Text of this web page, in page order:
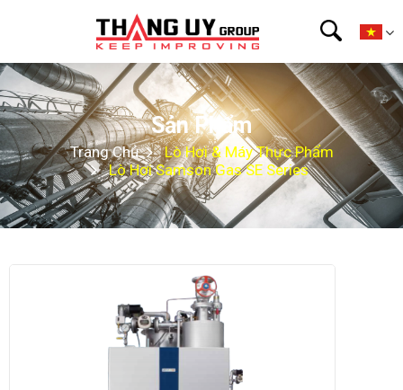
Sản Phẩm
Trang Chủ
Lò Hơi & Máy Thực Phẩm
Lò Hơi Samson Gas SE Series